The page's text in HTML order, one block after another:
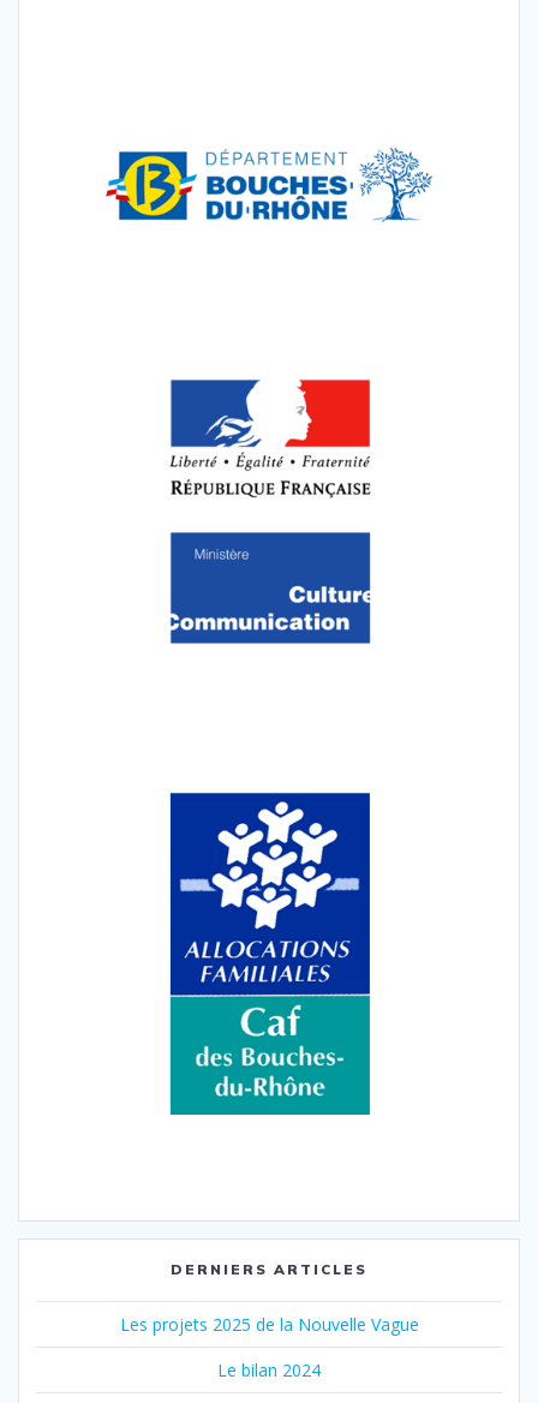
DERNIERS ARTICLES
Les projets 2025 de la Nouvelle Vague
Le bilan 2024